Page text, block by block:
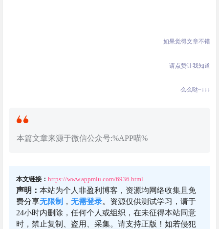
如果觉得文章不错
请点赞让我知道
么么哒~↓↓↓
本篇文章来源于微信公众号:%APP喵%
本文链接： https://www.appmiu.com/6936.html
声明： 本站为个人非盈利博客，资源均网络收集且免
费分享无限制 ， 无需登录。资源仅供测试学习，请于
24小时内删除，任何个人或组织，在未征得本站同意
时，禁止复制、盗用、采集。请支持正版！如若侵犯